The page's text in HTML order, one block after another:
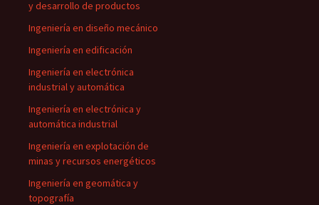
y desarrollo de productos
Ingeniería en diseño mecánico
Ingeniería en edificación
Ingeniería en electrónica
industrial y automática
Ingeniería en electrónica y
automática industrial
Ingeniería en explotación de
minas y recursos energéticos
Ingeniería en geomática y
topografía